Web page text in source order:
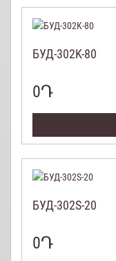
БУД-302K-80
0Դ
БУД-302S-20
0Դ